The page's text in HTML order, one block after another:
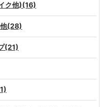
ク他)(16)
(28)
(21)